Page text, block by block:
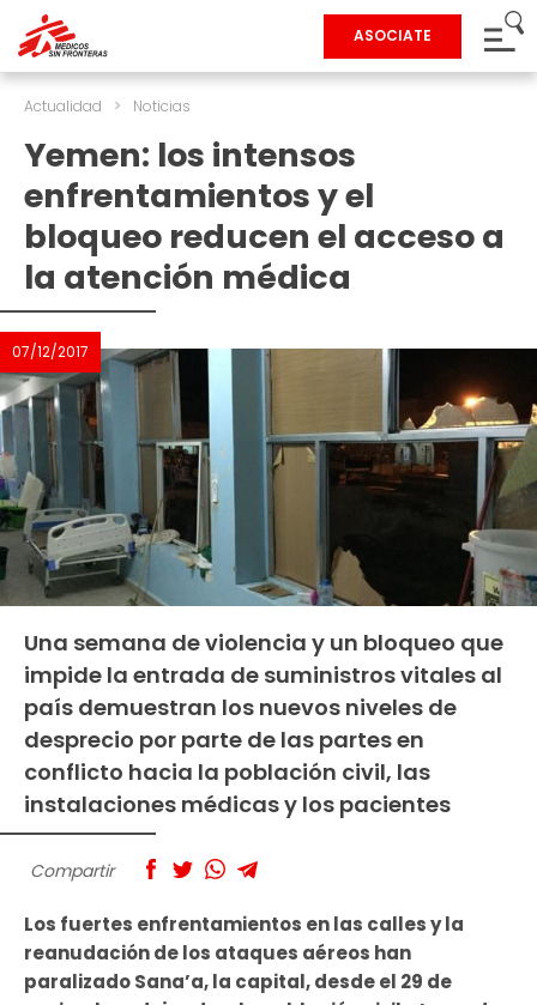
ASOCIATE
Actualidad > Noticias
Yemen: los intensos
enfrentamientos y el
bloqueo reducen el acceso a
la atención médica
07/12/2017
Una semana de violencia y un bloqueo que
impide la entrada de suministros vitales al
país demuestran los nuevos niveles de
desprecio por parte de las partes en
conflicto hacia la población civil, las
instalaciones médicas y los pacientes
Compartir
Los fuertes enfrentamientos en las calles y la
reanudación de los ataques aéreos han
paralizado Sana’a, la capital, desde el 29 de